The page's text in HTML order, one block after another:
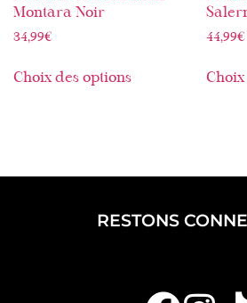
Montara Noir
34,99€
Choix des options
44,99€
RESTONS